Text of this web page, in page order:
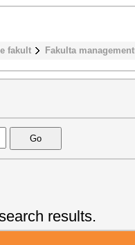
fakult Fakulta
results.